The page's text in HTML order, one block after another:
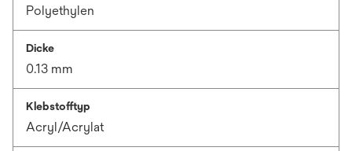
Polyethylen
Dicke
0.13 mm
Klebstofftyp
Acryl/Acrylat